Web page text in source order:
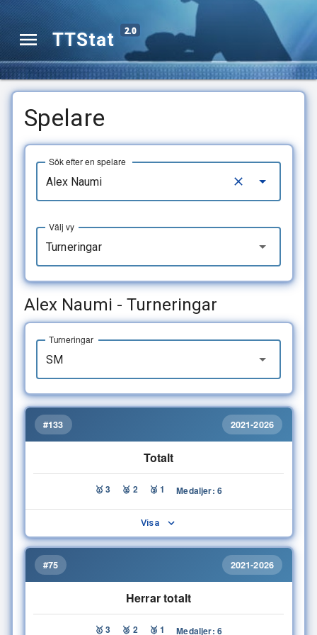
TTStat 2.0
Spelare
Sök efter en spelare
Turneringar
Välj vy
Alex Naumi - Turneringar
Turneringar
#133 2021-2026
Totalt
🥇 3 🥈 2 🥉 1 Medaljer: 6
Visa
#75 2021-2026
Herrar totalt
🥇 3 🥈 2 🥉 1 Medaljer: 6